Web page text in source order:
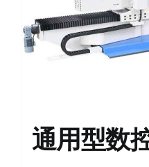
通用型数